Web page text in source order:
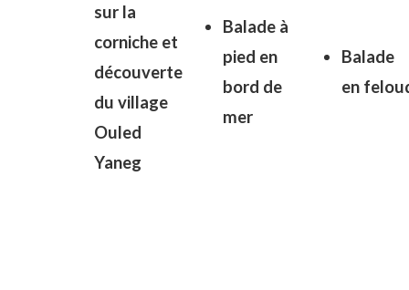
sur la
corniche et
découverte
du village
Ouled
Yaneg
Balade à
pied en
bord de
mer
Balade
en